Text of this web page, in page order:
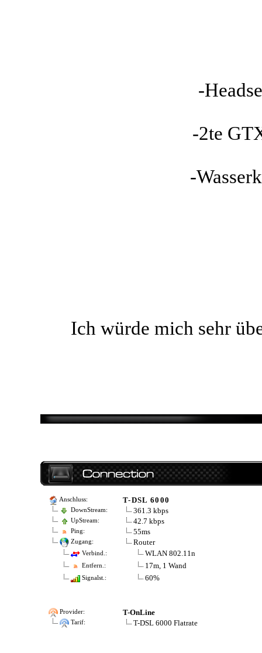
-
-2te
-
Ich würde mich sehr
Anschluss: T-DSL 6000
DownStream: 361.3 kbps
UpStream: 42.7 kbps
Ping: 55ms
Zugang: Router
Verbind.: WLAN 802.11n
Entfern.: 17m, 1 Wand
Signalst.: 60%
Provider: T-OnLine
Tarif: T-DSL 6000 Flatrate